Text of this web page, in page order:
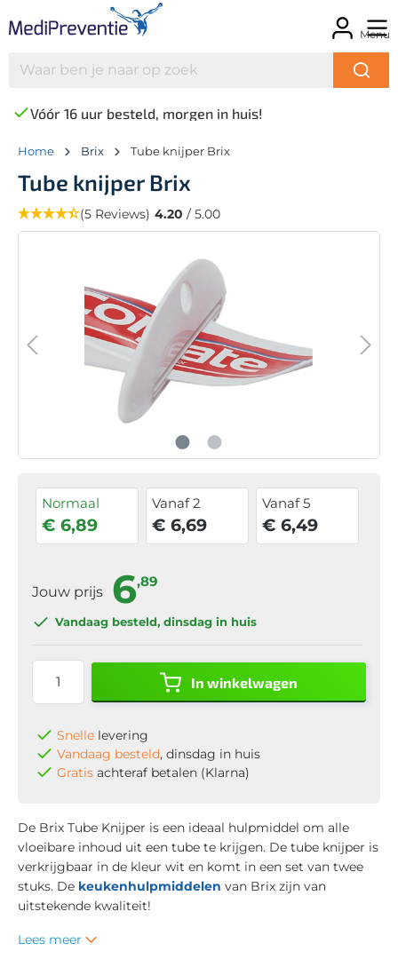
Menu
Vóór 16 uur besteld, morgen in huis!
Home Brix Tube knijper Brix
Tube knijper Brix
(5 Reviews) 4.20 / 5.00
Normaal
€ 6,89
Vanaf 2
€ 6,69
Vanaf 5
€ 6,49
Jouw prijs 6,89
Vandaag besteld, dinsdag in huis
In winkelwagen
Snelle levering
Vandaag besteld, dinsdag in huis
Gratis achteraf betalen (Klarna)
De Brix Tube Knijper is een ideaal hulpmiddel om alle
vloeibare inhoud uit een tube te krijgen. De tube knijper is
verkrijgbaar in de kleur wit en komt in een set van twee
stuks. De keukenhulpmiddelen van Brix zijn van
uitstekende kwaliteit!
Lees meer